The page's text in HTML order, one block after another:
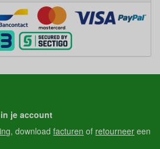
je account
, downloadfacturen of retourneer een